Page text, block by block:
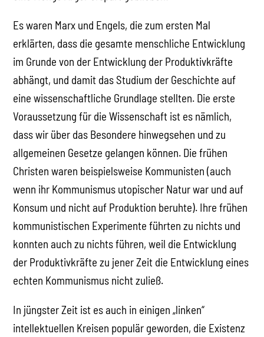
Es waren Marx und Engels, die zum ersten Mal
erklärten, dass die gesamte menschliche Entwicklung
im Grunde von der Entwicklung der Produktivkräfte
abhängt, und damit das Studium der Geschichte auf
eine wissenschaftliche Grundlage stellten. Die erste
Voraussetzung für die Wissenschaft ist es nämlich,
dass wir über das Besondere hinwegsehen und zu
allgemeinen Gesetze gelangen können. Die frühen
Christen waren beispielsweise Kommunisten (auch
wenn ihr Kommunismus utopischer Natur war und auf
Konsum und nicht auf Produktion beruhte). Ihre frühen
kommunistischen Experimente führten zu nichts und
konnten auch zu nichts führen, weil die Entwicklung
der Produktivkräfte zu jener Zeit die Entwicklung eines
echten Kommunismus nicht zuließ.
In jüngster Zeit ist es auch in einigen „linken“
intellektuellen Kreisen populär geworden, die Existenz